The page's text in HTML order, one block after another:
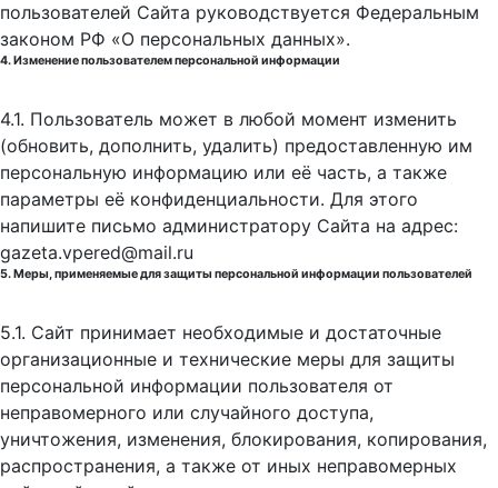
пользователей Сайта руководствуется Федеральным
законом РФ «О персональных данных».
4. Изменение пользователем персональной информации
4.1. Пользователь может в любой момент изменить
(обновить, дополнить, удалить) предоставленную им
персональную информацию или её часть, а также
параметры её конфиденциальности. Для этого
напишите письмо администратору Сайта на адрес:
gazeta.vpered@mail.ru
5. Меры, применяемые для защиты персональной информации пользователей
5.1. Сайт принимает необходимые и достаточные
организационные и технические меры для защиты
персональной информации пользователя от
неправомерного или случайного доступа,
уничтожения, изменения, блокирования, копирования,
распространения, а также от иных неправомерных